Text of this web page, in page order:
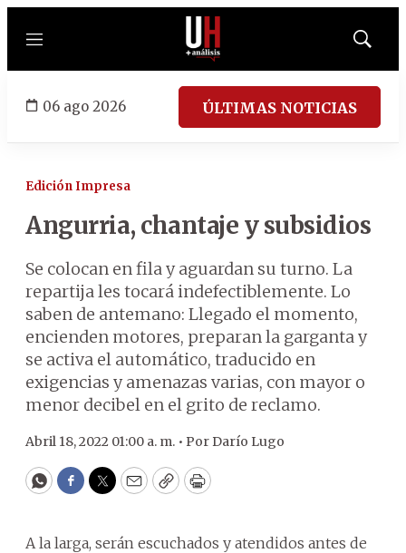
Menú
Mostrar
06 ago 2026 ÚLTIMAS NOTICIAS
Edición Impresa
Angurria, chantaje y subsidios
Se colocan en fila y aguardan su turno. La
repartija les tocará indefectiblemente. Lo
saben de antemano: Llegado el momento,
encienden motores, preparan la garganta y
se activa el automático, traducido en
exigencias y amenazas varias, con mayor o
menor decibel en el grito de reclamo.
Abril 18, 2022 01:00 a. m. • PorDarío Lugo
WhatsApp
Facebook
Twitter
EmailCopyPrint
A la larga, serán escuchados y atendidos antes de